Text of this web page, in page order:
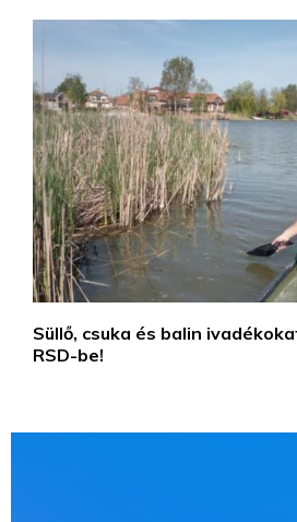
Süllő, csuka és balin
RSD-be!